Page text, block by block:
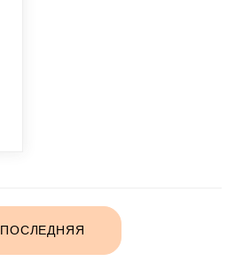
ПОСЛЕДНЯЯ